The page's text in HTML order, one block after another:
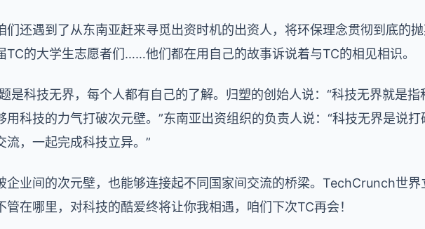
们还遇到了从东南亚赶来寻觅出资时机的出资人，将环保理念贯彻到底的
TC的大学生志愿者们……他们都在用自己的故事诉说着与TC的相见相识。
是科技无界，每个人都有自己的了解。归塑的创始人说：“科技无界就是
用科技的力气打破次元壁。”东南亚出资组织的负责人说：“科技无界是说
流，一起完成科技立异。”
企业间的次元壁，也能够连接起不同国家间交流的桥梁。TechCrunch世
管在哪里，对科技的酷爱终将让你我相遇，咱们下次TC再会！